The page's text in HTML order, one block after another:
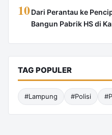
10Dari Perantau ke
Bangun Pabrik HS di
TAG POPULER
#Lampung #Polisi